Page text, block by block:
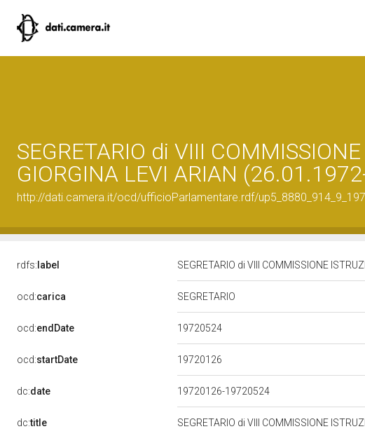
SEGRETARIO di VIII
GIORGINA LEVI ARIAN
http://dati.camera.it/ocd/ufficioParlamentare.rdf/
rdfs: label SEGRETARIO di VIII COMMISSIONE
ocd:carica SEGRETARIO
ocd:endDate 19720524
ocd:startDate 19720126
dc:date 19720126-19720524
dc:title SEGRETARIO di VIII COMMISSIONE